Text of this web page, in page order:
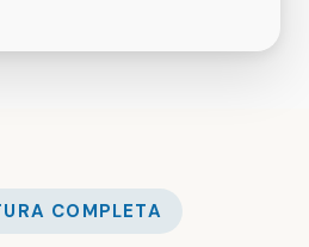
COMPLETA